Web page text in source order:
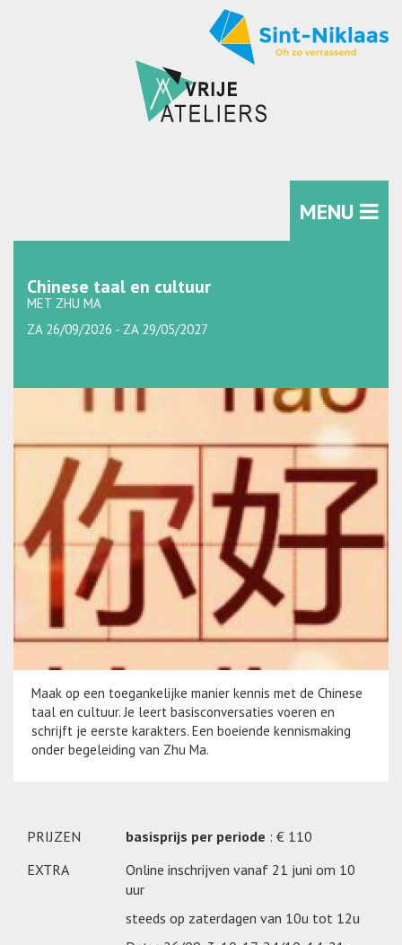
MENU
Chinese taal en cultuur
MET ZHU MA
ZA 26/09/2026 - ZA 29/05/2027
Maak op een toegankelijke manier kennis met de Chinese
taal en cultuur. Je leert basisconversaties voeren en
schrijft je eerste karakters. Een boeiende kennismaking
onder begeleiding van Zhu Ma.
PRIJZEN basisprijs per periode : € 110
EXTRA
Online inschrijven vanaf 21 juni om 10
uur
steeds op zaterdagen van 10u tot 12u